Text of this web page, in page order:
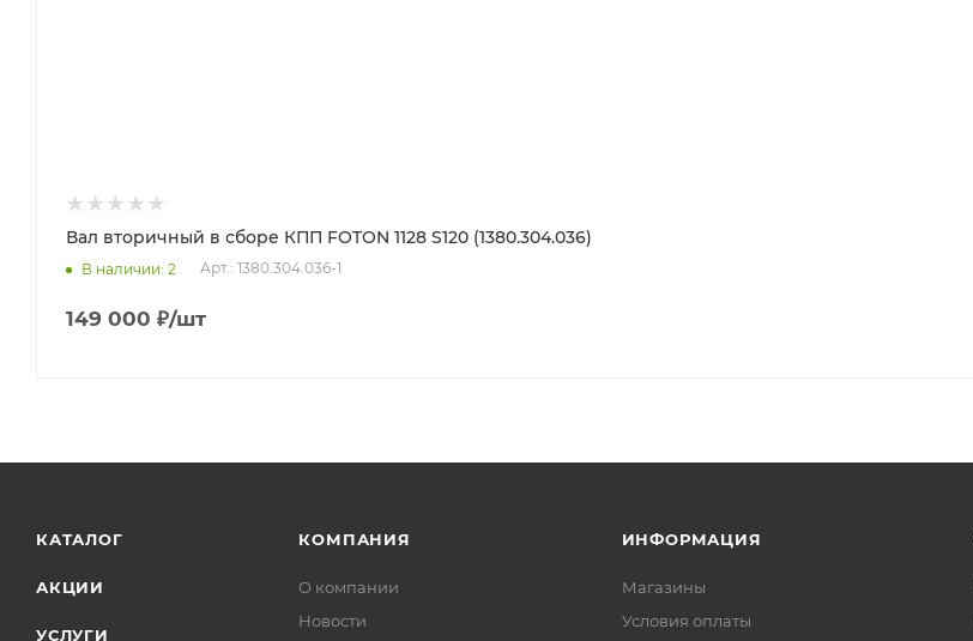
Вал вторичный в сборе КПП FOTON 1128 S120 (1380.304.036)
В наличии: 2 Арт.: 1380.304.036-1
149 000 ₽/шт
КАТАЛОГ
АКЦИИ
УСЛУГИ
КОМПАНИЯ
О компании
Новости
ИНФОРМАЦИЯ
Магазины
Условия оплаты